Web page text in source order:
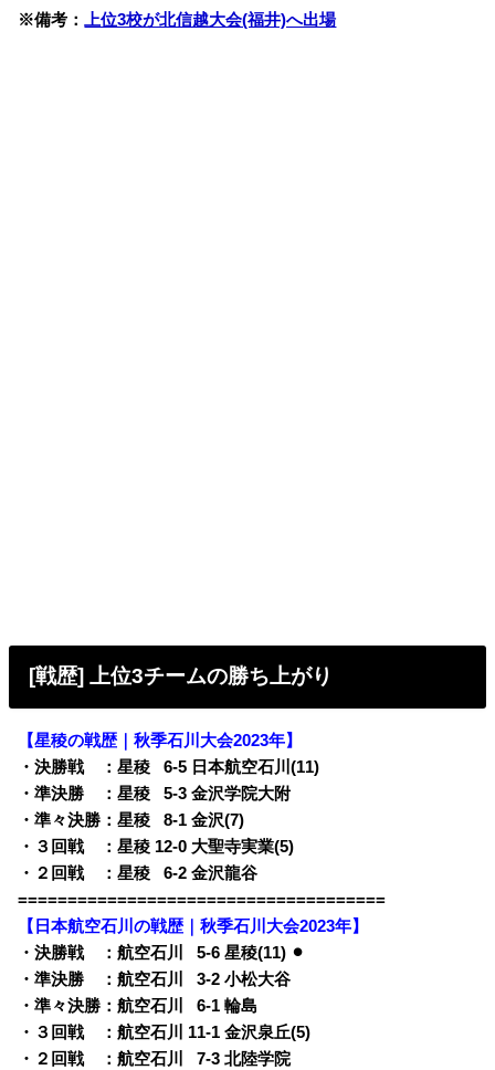
※備考：
上位3校が北信越大会(福井)へ出場
[戦歴] 上位3チームの勝ち上がり
【星稜の戦歴｜秋季石川大会2023年】
・決勝戦 ：星稜
06-5 日本航空石川(11)
・準決勝 ：星稜
05-3 金沢学院大附
・準々決勝：星稜
08-1 金沢(7)
・３回戦 ：星稜 12-0 大聖寺実業(5)
・２回戦 ：星稜
06-2 金沢龍谷
=====================================
【日本航空石川の戦歴｜秋季石川大会2023年】
・決勝戦 ：航空石川
05-6 星稜(11) ⚫︎
・準決勝 ：航空石川
03-2 小松大谷
・準々決勝：航空石川
06-1 輪島
・３回戦 ：航空石川 11-1 金沢泉丘(5)
・２回戦 ：航空石川
07-3 北陸学院